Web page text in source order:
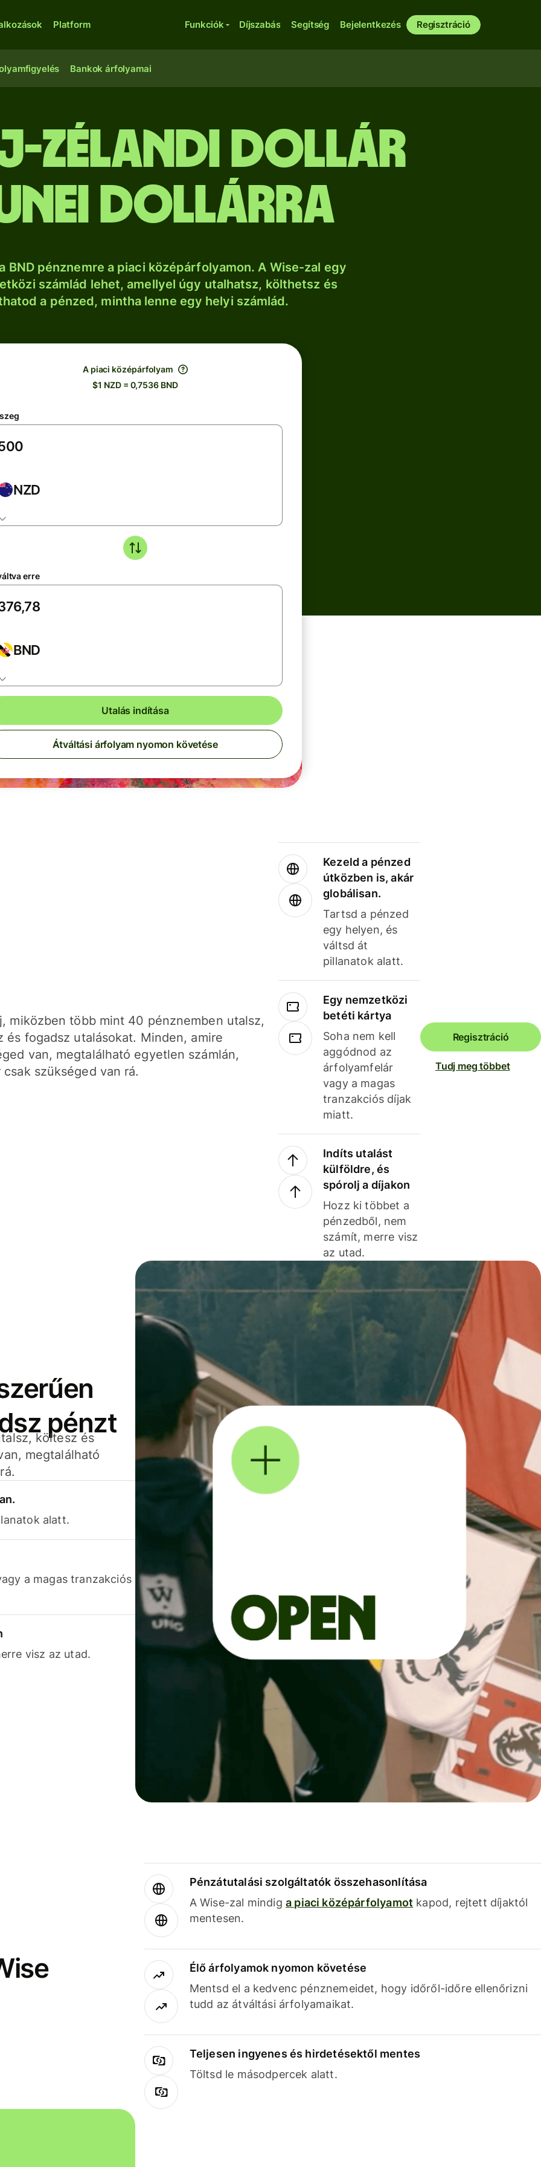
Platform Funkciók Díjszabás Segítség Bejelentkezés Regisztráció
Bankok árfolyamai
zélandi dollár
dollárra
BND pénznemre a piaci középárfolyamon. A Wise-zal egy
számlád lehet, amellyel úgy utalhatsz, költhetsz és
a pénzed, mintha lenne egy helyi számlád.
A piaci középárfolyam
$1 NZD = 0,7536 BND
NZD
erre
BND
Utalás indítása
Átváltási árfolyam nyomon követése
miközben több mint 40 pénznemben utalsz,
és fogadsz utalásokat. Minden, amire
van, megtalálható egyetlen számlán,
csak szükséged van rá.
Kezeld a pénzed
útközben is, akár
globálisan.
Tartsd a pénzed
egy helyen, és
váltsd át
pillanatok alatt.
Egy nemzetközi
betéti kártya
Soha nem kell
aggódnod az
árfolyamfelár
vagy a magas
tranzakciós díjak
miatt.
Indíts utalást
külföldre, és
spórolj a díjakon
Hozz ki többet a
pénzedből, nem
számít, merre visz
az utad.
Regisztráció
Tudj meg többet
pénzt
költesz és
megtalálható
alatt.
a magas tranzakciós
visz az utad.
Pénzátutalási szolgáltatók összehasonlítása
A Wise-zal mindig a piaci középárfolyamot kapod, rejtett díjaktól
mentesen.
Élő árfolyamok nyomon követése
Mentsd el a kedvenc pénznemeidet, hogy időről-időre ellenőrizni
tudd az átváltási árfolyamaikat.
Teljesen ingyenes és hirdetésektől mentes
Töltsd le másodpercek alatt.